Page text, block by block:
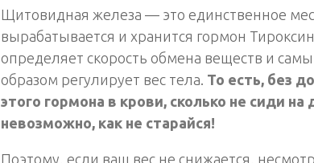
Щитовидная железа — это единственное
вырабатывается и хранится гормон
определяет скорость обмена веществ и
образом регулирует вес тела. То есть, без
этого гормона в крови, сколько не сиди на
невозможно, как не старайся!
Поэтому, если ваш вес не снижается,